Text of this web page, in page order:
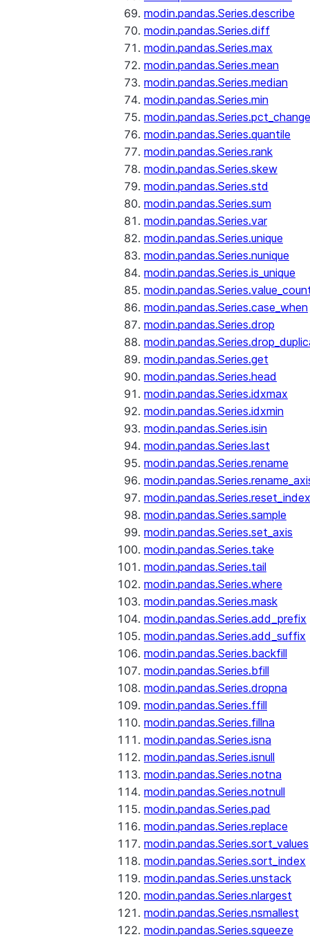
modin.pandas.Series.describe
modin.pandas.Series.diff
modin.pandas.Series.max
modin.pandas.Series.mean
modin.pandas.Series.median
modin.pandas.Series.min
modin.pandas.Series.pct_change
modin.pandas.Series.quantile
modin.pandas.Series.rank
modin.pandas.Series.skew
modin.pandas.Series.std
modin.pandas.Series.sum
modin.pandas.Series.var
modin.pandas.Series.unique
modin.pandas.Series.nunique
modin.pandas.Series.is_unique
modin.pandas.Series.case_when
modin.pandas.Series.drop
modin.pandas.Series.get
modin.pandas.Series.head
modin.pandas.Series.idxmax
modin.pandas.Series.idxmin
modin.pandas.Series.isin
modin.pandas.Series.last
modin.pandas.Series.rename
modin.pandas.Series.reset_index
modin.pandas.Series.sample
modin.pandas.Series.set_axis
modin.pandas.Series.take
modin.pandas.Series.tail
modin.pandas.Series.where
modin.pandas.Series.mask
modin.pandas.Series.add_prefix
modin.pandas.Series.add_suffix
modin.pandas.Series.backfill
modin.pandas.Series.bfill
modin.pandas.Series.dropna
modin.pandas.Series.ffill
modin.pandas.Series.fillna
modin.pandas.Series.isna
modin.pandas.Series.isnull
modin.pandas.Series.notna
modin.pandas.Series.notnull
modin.pandas.Series.pad
modin.pandas.Series.replace
modin.pandas.Series.sort_values
modin.pandas.Series.sort_index
modin.pandas.Series.unstack
modin.pandas.Series.nlargest
modin.pandas.Series.nsmallest
modin.pandas.Series.squeeze